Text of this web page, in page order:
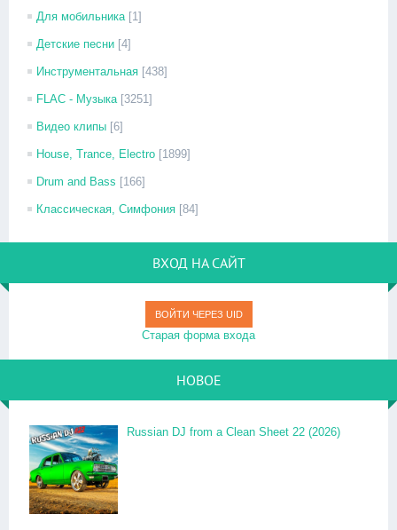
Для мобильника [1]
Детские песни [4]
Инструментальная [438]
FLAC - Музыка [3251]
Видео клипы [6]
House, Trance, Electro [1899]
Drum and Bass [166]
Классическая, Симфония [84]
ВХОД НА САЙТ
ВОЙТИ ЧЕРЕЗ UID
Старая форма входа
НОВОЕ
Russian DJ from a Clean Sheet 22 (2026)